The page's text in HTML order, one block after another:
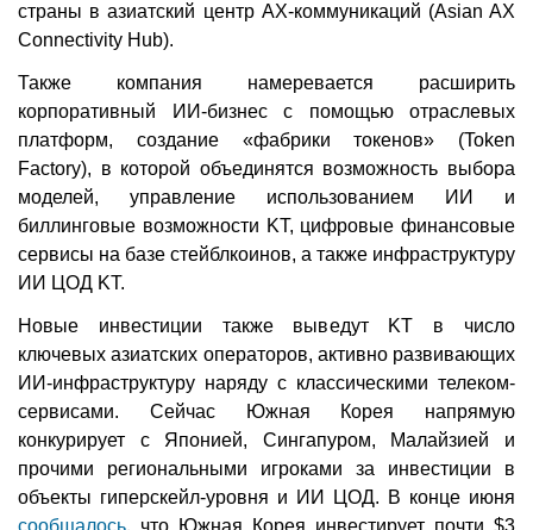
страны в азиатский центр AX-коммуникаций (Asian AX
Connectivity Hub).
Также компания намеревается расширить
корпоративный ИИ-бизнес с помощью отраслевых
платформ, создание «фабрики токенов» (Token
Factory), в которой объединятся возможность выбора
моделей, управление использованием ИИ и
биллинговые возможности KT, цифровые финансовые
сервисы на базе стейблкоинов, а также инфраструктуру
ИИ ЦОД KT.
Новые инвестиции также выведут KT в число
ключевых азиатских операторов, активно развивающих
ИИ-инфраструктуру наряду с классическими телеком-
сервисами. Сейчас Южная Корея напрямую
конкурирует с Японией, Сингапуром, Малайзией и
прочими региональными игроками за инвестиции в
объекты гиперскейл-уровня и ИИ ЦОД. В конце июня